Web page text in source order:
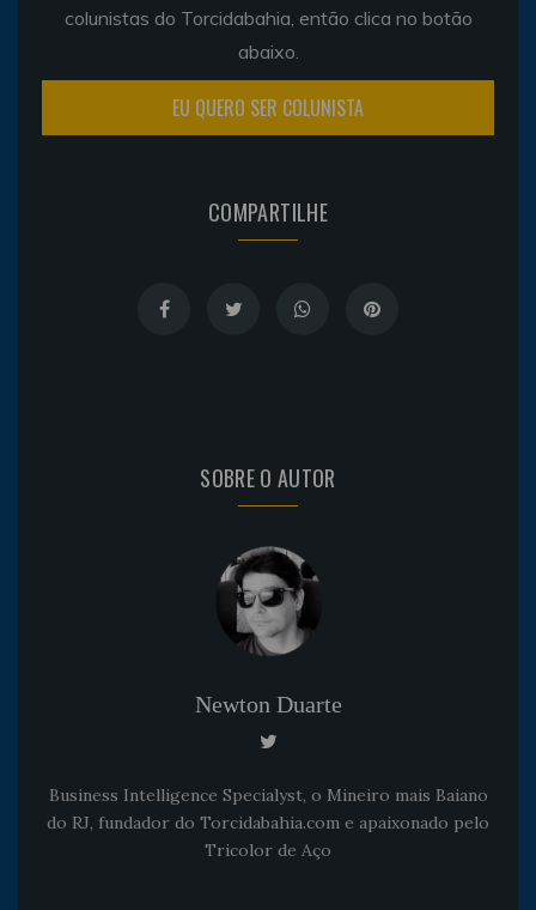
colunistas do Torcidabahia, então clica no botão
abaixo.
EU QUERO SER COLUNISTA
COMPARTILHE
SOBRE O AUTOR
Newton Duarte
Business Intelligence Specialyst, o Mineiro mais Baiano
do RJ, fundador do Torcidabahia.com e apaixonado pelo
Tricolor de Aço